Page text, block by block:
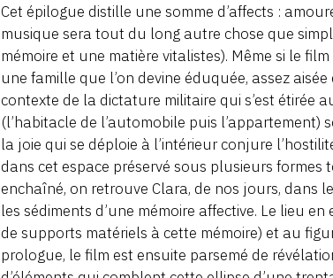
Cet épilogue distille une somme d’affects :
musique sera tout du long autre chose que
mémoire et une matière vitalistes). Même si le
une famille que l’on devine éduquée, assez
contexte de la dictature militaire qui s’est étirée
(l’habitacle de l’automobile puis
la joie qui se déploie à l’intérieur conjure
dans cet espace préservé sous plusieurs
enchaîné, on retrouve Clara, de nos jours, dans
les sédiments d’une mémoire affective. Le lieu en
de supports matériels à cette mémoire) et au
prologue, le film est ensuite parsemé de